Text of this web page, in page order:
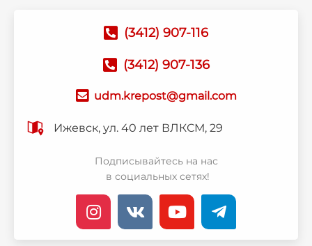
(3412) 907-116
(3412) 907-136
udm.krepost@gmail.com
Ижевск, ул. 40 лет ВЛКСМ, 29
Подписывайтесь на нас
в социальных сетях!